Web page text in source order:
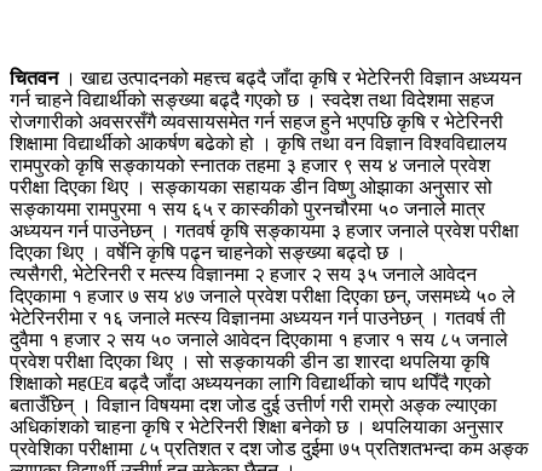
चितवन। खाद्य उत्पादनको महत्त्व बढ्दै जाँदा कृषि र भेटेरिनरी विज्ञान अध्ययन
गर्न चाहने विद्यार्थीको सङ्ख्या बढ्दै गएको छ । स्वदेश तथा विदेशमा सहज
रोजगारीको अवसरसँगै व्यवसायसमेत गर्न सहज हुने भएपछि कृषि र भेटेरिनरी
शिक्षामा विद्यार्थीको आकर्षण बढेको हो । कृषि तथा वन विज्ञान विश्वविद्यालय
रामपुरको कृषि सङ्कायको स्नातक तहमा ३ हजार ९ सय ४ जनाले प्रवेश
परीक्षा दिएका थिए । सङ्कायका सहायक डीन विष्णु ओझाका अनुसार सो
सङ्कायमा रामपुरमा १ सय ६५ र कास्कीको पुरनचौरमा ५० जनाले मात्र
अध्ययन गर्न पाउनेछन् । गतवर्ष कृषि सङ्कायमा ३ हजार जनाले प्रवेश परीक्षा
दिएका थिए । वर्षेनि कृषि पढ्न चाहनेको सङ्ख्या बढ्दो छ ।
त्यसैगरी, भेटेरिनरी र मत्स्य विज्ञानमा २ हजार २ सय ३५ जनाले आवेदन
दिएकामा १ हजार ७ सय ४७ जनाले प्रवेश परीक्षा दिएका छन्, जसमध्ये ५० ले
भेटेरिनरीमा र १६ जनाले मत्स्य विज्ञानमा अध्ययन गर्न पाउनेछन् । गतवर्ष ती
दुवैमा १ हजार २ सय ५० जनाले आवेदन दिएकामा १ हजार १ सय ८५ जनाले
प्रवेश परीक्षा दिएका थिए । सो सङ्कायकी डीन डा शारदा थपलिया कृषि
शिक्षाको महŒव बढ्दै जाँदा अध्ययनका लागि विद्यार्थीको चाप थपिँदै गएको
बताउँछिन् । विज्ञान विषयमा दश जोड दुई उत्तीर्ण गरी राम्रो अङ्क ल्याएका
अधिकांशको चाहना कृषि र भेटेरिनरी शिक्षा बनेको छ । थपलियाका अनुसार
प्रवेशिका परीक्षामा ८५ प्रतिशत र दश जोड दुईमा ७५ प्रतिशतभन्दा कम अङ्क